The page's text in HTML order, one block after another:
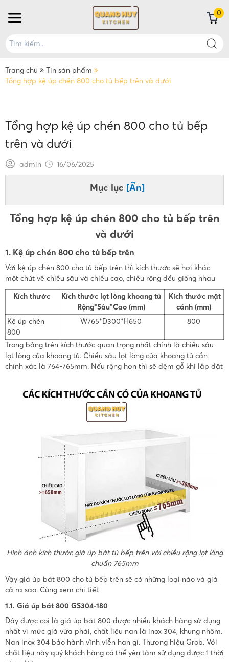
0
Trang chủ
Tin sản phẩm
Tổng hợp kệ úp chén 800 cho tủ bếp trên và dưới
Tổng hợp kệ úp chén 800 cho tủ bếp
trên và dưới
admin 16/06/2025
Mục lục [Ẩn]
Tổng hợp kệ úp chén 800 cho tủ bếp trên
và dưới
1. Kệ úp chén 800 cho tủ bếp trên
Với kệ úp chén 800 cho tủ bếp trên thì kích thước sẽ hơi khác
một chút về chiều sâu và chiều cao, chiều rộng đều giống nhau
Kích thước
Kích thước lọt lòng khoang tủ
Rộng*Sâu*Cao (mm)
Kích thước mặt
cánh (mm)
Kệ úp chén
800
W765*D300*H650 800
Trong bảng trên kích thước quan trọng nhất chính là chiều sâu
lọt lòng của khoang tủ. Chiều sâu lọt lòng của khoang tủ cần
chính xác là 764-765mm. Nếu rộng hơn thì sẽ đệm gỗ khi lắp đặt
Hình ảnh kích thước giá úp bát tủ bếp trên với chiều rộng lọt lòng
chuẩn 765mm
Vậy giá úp bát 800 cho tủ bếp trên sẽ có những loại nào và giá
cả ra sao. Cùng xem chi tiết
1.1. Giá úp bát 800 GS304-180
Đây được coi là giá úp bát 800 được nhiều khách hàng sử dụng
nhất vì mức giá vừa phải, chất liệu nan là inox 304, khung nhôm.
Nan inox 304 bảo hành vĩnh viễn han gỉ. Thương hiệu Grob. Với
chất liệu này quý khách hàng có thể yên tâm sử dụng được 1 thời